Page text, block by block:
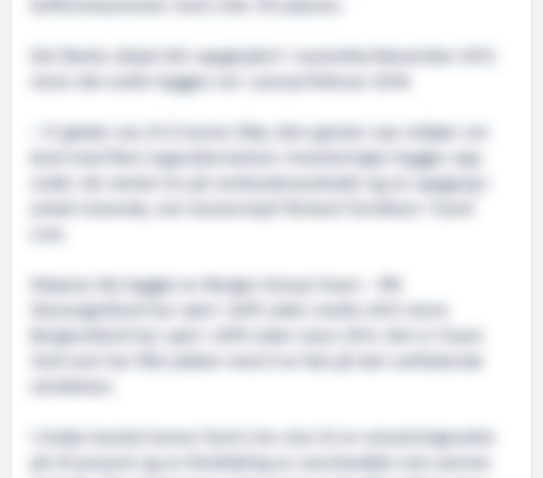
Det første skipet blir oppgradert i november/desember 2017,
mens det andre bygges om i januar/februar 2018.
– Vi gleder oss til å kunne tilby våre gjester nye miljøer om
bord med flere lugaralternativer. Investeringen bygger opp
under vår sterke tro på vestlandsmarkedet og en oppgang i
Skipene ble bygget av Bergen Group Fosen – MS
Stavangerfjord har vært i drift siden medio 2013 mens
Bergensfjord har vært i drift siden mars 2014. Det er Fosen
I tredje kvartal kunne Fjord Line vise til en omsetningsvekst
på 29 prosent og en firedobling av overskuddet mot samme